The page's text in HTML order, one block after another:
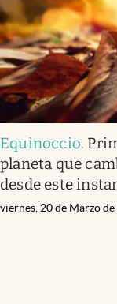
Equinoccio.
planeta que
desde este
viernes, 20 de Marzo